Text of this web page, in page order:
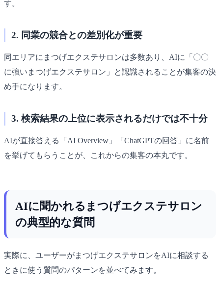
す。
2. 同業の競合との差別化が重要
同エリアにまつげエクステサロンは多数あり、AIに「〇〇
に強いまつげエクステサロン」と認識されることが集客の決
め手になります。
3. 検索結果の上位に表示されるだけでは不十分
AIが直接答える「AI Overview」「ChatGPTの回答」に名前
を挙げてもらうことが、これからの集客の本丸です。
AIに聞かれるまつげエクステサロン
の典型的な質問
実際に、ユーザーがまつげエクステサロンをAIに相談する
ときに使う質問のパターンを並べてみます。